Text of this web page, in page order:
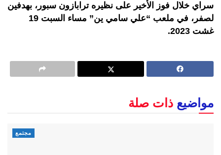
سراي خلال فوز الأخير على نظيره ترابازون سبور، بهدفين
لصفر، في ملعب “علي سامي ين” مساء السبت 19
غشت 2023.
مواضيع ذات صلة
مجتمع